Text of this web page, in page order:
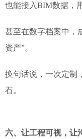
也能接入BIM数据，
甚至在数字档案中，
资产”。
换句话说，一次定制
石。
六、让工程可视，让